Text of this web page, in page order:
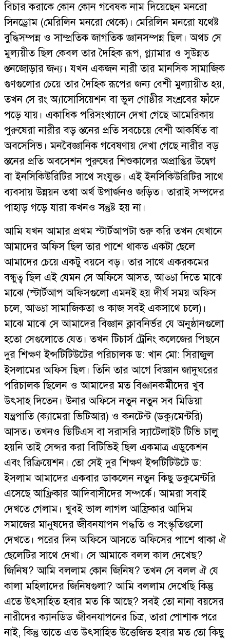
বিচার করাকে কোন কোন গবেষক নাম দিয়েছেন মনরো
সিনড্রোম (মেরিলিন মনরো থেকে)। মেরিলিন মনরো যথেষ্ট
বুদ্ধিসম্পন্ন ও সাম্প্রতিক জাগতিক জ্ঞানসম্পন্ন ছিল। অথচ সে
মুল্যয়ীত ছিল কেবল তার দৈহিক রূপ, গ্ল্যামার ও সুউন্নত
স্তনজোড়ার জন্য। যখন একজন নারী তার মানসিক সামাজিক
গুণগুলোর চেয়ে তার দৈহিক রূপের জন্য বেশী মুল্যায়ীত হয়,
তখন সে রং অ্যাসোসিয়েশন বা ভুল গোষ্ঠীর সংশ্রবের ফাঁদে
পড়ে যায়। একাধিক পরিসংখ্যানে দেখা গেছে আমেরিকায়
পুরুষেরা নারীর বড় স্তনের প্রতি সবচেয়ে বেশী আকর্ষিত বা
অবসেসিভ। মনবৈজ্ঞানিক গবেষণায় দেখা গেছে নারীর বড়
স্তনের প্রতি অবসেশন পুরুষের শিশুকালের অপ্রাপ্তির উদ্বেগ
বা ইনসিকিউরিটির সাথে সংযুক্ত। এই ইনসিকিউরিটির সাথে
ব্যবসায় উন্নয়ন তথা অর্থ উপার্জনও জড়িত। তারাই সম্পদের
পাহাড় গড়ে যারা কখনও সন্তুষ্ট হয় না।
আমি যখন আমার প্রথম স্টার্টআপটা শুরু করি তখন যেখানে
আমাদের অফিস ছিল তার পাশে থাকত একটা ছেলে
আমাদের চেয়ে একটু বয়সে বড়। তার সাথে একরকমের
বন্ধুত্ব ছিল এই যেমন সে অফিসে আসত, আড্ডা দিতে মাঝে
মাঝে (স্টার্টআপ অফিসগুলো এমনই হয় দীর্ঘ সময় অফিস
চলে, আড্ডা সামাজিকতা ও কাজ সবই একসাথে চলে)।
মাঝে মাঝে সে আমাদের বিজ্ঞান ক্লাবনির্ভর যে অনুষ্ঠানগুলো
হতো সেগুলোতে যেত। তখন টিচার্স ট্রেনিং কলেজের পিছনে
দুর শিক্ষণ ইন্সটিটিউটের পরিচালক ড: খান মো: সিরাজুল
ইসলামের অফিস ছিল। তিনি তার আগে বিজ্ঞান জাদুঘরের
পরিচালক ছিলেন ও আমাদের মত বিজ্ঞানকর্মীদের খুব
উৎসাহ দিতেন। উনার অফিসে নতুন নতুন সব মিডিয়া
যন্ত্রপাতি (ক্যামেরা ভিটিআর) ও কনটেন্ট (ডক্যুমেন্টরি)
আসত। তখনও ডিটিএস বা সরাসরি স্যাটেলাইট টিভি চালু
হয়নি তাই সেন্সর করা বিটিভিই ছিল একমাত্র এডুকেশন
এবং রিক্রিয়েশন। তো সেই দুর শিক্ষণ ইন্সটিটিউটে ড:
ইসলাম আমাদের একবার ডাকলেন নতুন কিছু ডকুমেন্টরি
এসেছে আফ্রিকার আদিবাসীদের সম্পর্কে। আমরা সবাই
দেখতে গেলাম। খুবই ভাল লাগল আফ্রিকার আদিম
সমাজের মানুষদের জীবনযাপন পদ্ধতি ও সংস্কৃতিগুলো
দেখতে। পরের দিন অফিসে আসতে অফিসের পাশে থাকা ঐ
ছেলেটির সাথে দেখা। সে আমাকে বলল কাল দেখেছ?
জিনিষ? আমি বললাম কোন জিনিষ? তখন সে বলল ঐ যে
কালা মহিলাদের জিনিষগুলা? আমি বললাম দেখেছি কিন্তু
এতে উৎসাহিত হবার মত কি আছে? সবই তো নানা বয়সের
নারীদের ক্যানডিড জীবনযাপনের চিত্র, তারা পোশাক পরে
নাই, কিন্তু তাতে এত উৎসাহিত উত্তেজিত হবার মত তো কিছু